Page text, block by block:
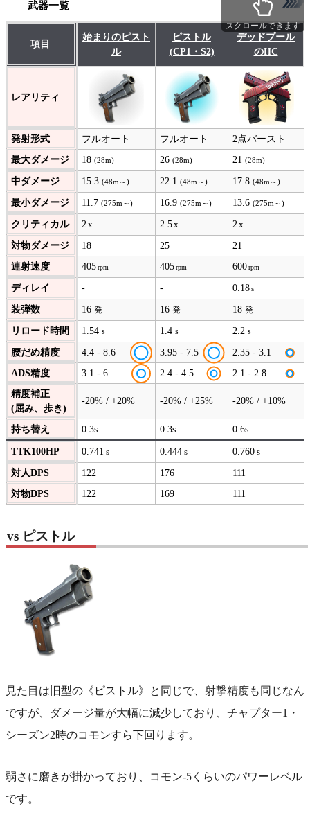
武器一覧
項目
始まりのピスト
ル
ピストル
(CP1・S2)
デッドプール
のHC
レアリティ
発射形式 フルオート フルオート
2点バースト
最大ダメージ
18 (28m) 26 (28m) 21 (28m)
中ダメージ 15.3 (48m～) 22.1 (48m～) 17.8 (48m～)
最小ダメージ 11.7 (275m～) 16.9 (275m～) 13.6 (275m～)
クリティカル 2 2.5 2
対物ダメージ 18 25
21
連射速度
405 405 600
ディレイ - - 0.18
装弾数 16 発 16 発 18 発
リロード時間 1.54 s 1.4 s 2.2 s
腰だめ精度 4.4 - 8.6 3.95 - 7.5
2.35 - 3.1
ADS精度
3.1 - 6 2.4 - 4.5
2.1 - 2.8
精度補正
(屈み、歩き)
-20% / +20% -20% / +25% -20% / +10%
持ち替え 0.3s 0.3s 0.6s
TTK100HP 0.741 s 0.444 s 0.760 s
対人DPS 122 176
111
対物DPS
122 169 111
スクロールできます
vs ピストル
見た目は旧型の《ピストル》と同じで、射撃精度も同じなん
ですが、ダメージ量が大幅に減少しており、チャプター1・
シーズン2時のコモンすら下回ります。
弱さに磨きが掛かっており、コモン-5くらいのパワーレベル
です。